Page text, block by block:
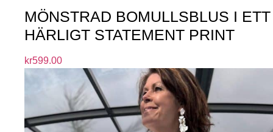
MÖNSTRAD BOMULLSBLUS I ETT
HÄRLIGT STATEMENT PRINT
kr599.00